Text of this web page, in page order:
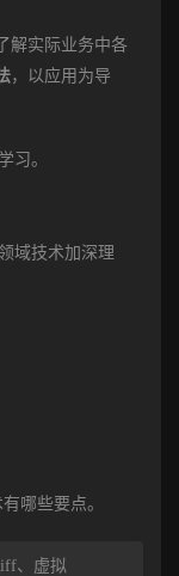
解实际业务中各
，以应用为导
习。
域技术加深理
哪些要点。
、虚拟